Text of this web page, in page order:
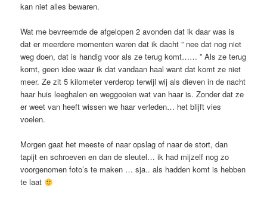
kan niet alles bewaren.
Wat me bevreemde de afgelopen 2 avonden dat ik daar was is
dat er meerdere momenten waren dat ik dacht ” nee dat nog niet
weg doen, dat is handig voor als ze terug komt…… ” Als ze terug
komt, geen idee waar ik dat vandaan haal want dat komt ze niet
meer. Ze zit 5 kilometer verderop terwijl wij als dieven in de nacht
haar huis leeghalen en weggooien wat van haar is. Zonder dat ze
er weet van heeft wissen we haar verleden… het blijft vies
voelen.
Morgen gaat het meeste of naar opslag of naar de stort, dan
tapijt en schroeven en dan de sleutel… ik had mijzelf nog zo
voorgenomen foto’s te maken … sja.. als hadden komt is hebben
te laat